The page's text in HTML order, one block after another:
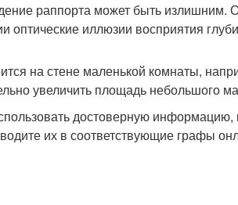
раппорта может быть излишним.
оптические иллюзии восприятия
на стене маленькой комнаты,
увеличить площадь небольшого
достоверную
их в соответствующие графы